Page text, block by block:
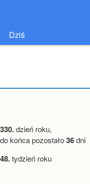
Dziś
330.dzień roku,
do końca pozostało36dni
48.tydzień roku